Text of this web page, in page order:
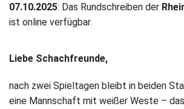
Schachjugend
Service
07.10.2025: Das Rundschreiben der
ist online verfügbar.
Liebe Schachfreunde,
nach zwei Spieltagen bleibt in beiden
eine Mannschaft mit weißer Weste –